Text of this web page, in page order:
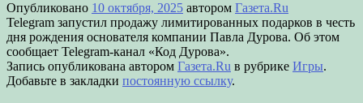
Опубликовано 10 октября, 2025 автором Газета.Ru
Telegram запустил продажу лимитированных подарков в честь
дня рождения основателя компании Павла Дурова. Об этом
сообщает Telegram-канал «Код Дурова».
Запись опубликована автором Газета.Ru в рубрике Игры.
Добавьте в закладки постоянную ссылку.